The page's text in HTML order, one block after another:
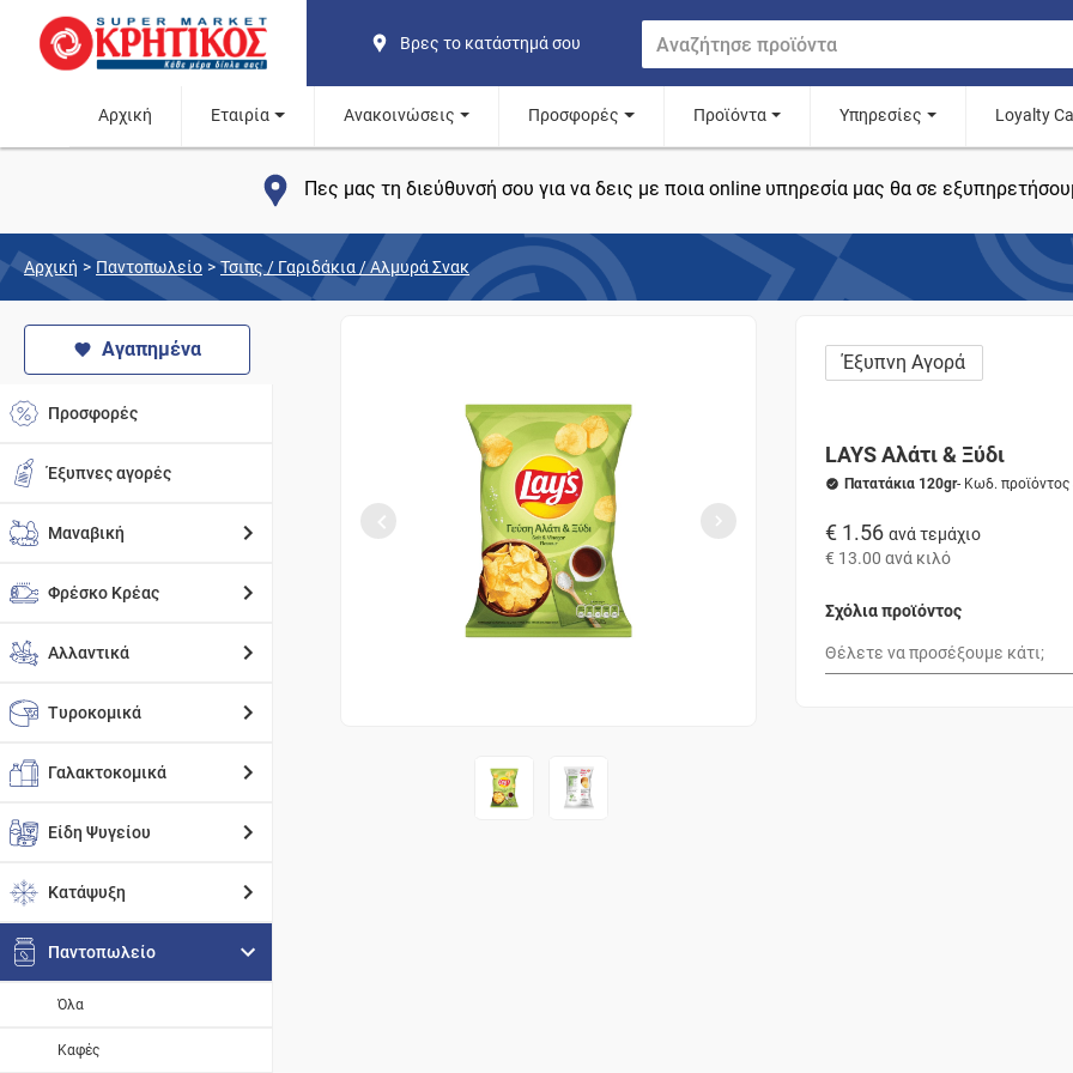
Βρες το κατάστημά σου
Αρχική Εταιρία Ανακοινώσεις Προσφορές Προϊόντα Υπηρεσίες Loyalty
Πες μας τη διεύθυνσή σου για να δεις με ποια online υπηρεσία μας θα σε
Αρχική > Παντοπωλείο > Τσιπς / Γαριδάκια / Αλμυρά Σνακ
Αγαπημένα
Προσφορές
Έξυπνες αγορές
Μαναβική
Φρέσκο Κρέας
Αλλαντικά
Τυροκομικά
Γαλακτοκομικά
Είδη Ψυγείου
Κατάψυξη
Παντοπωλείο
Όλα
Καφές
Έξυπνη Αγορά
LAYS Αλάτι & Ξύδι
Πατατάκια 120gr- Κωδ.
€ 1.56 ανά τεμάχιο
€ 13.00 ανά κιλό
Σχόλια προϊόντος